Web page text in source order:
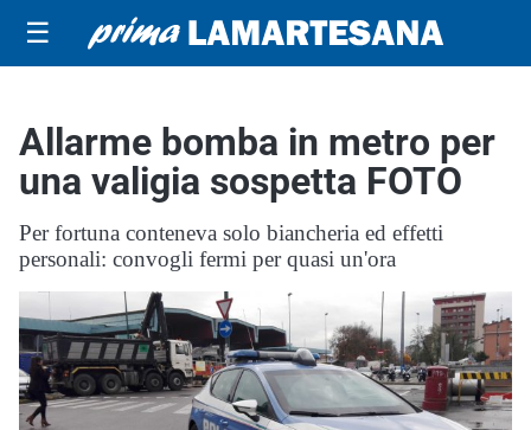
☰
Allarme bomba in metro per
una valigia sospetta FOTO
Per fortuna conteneva solo biancheria ed effetti
personali: convogli fermi per quasi un'ora